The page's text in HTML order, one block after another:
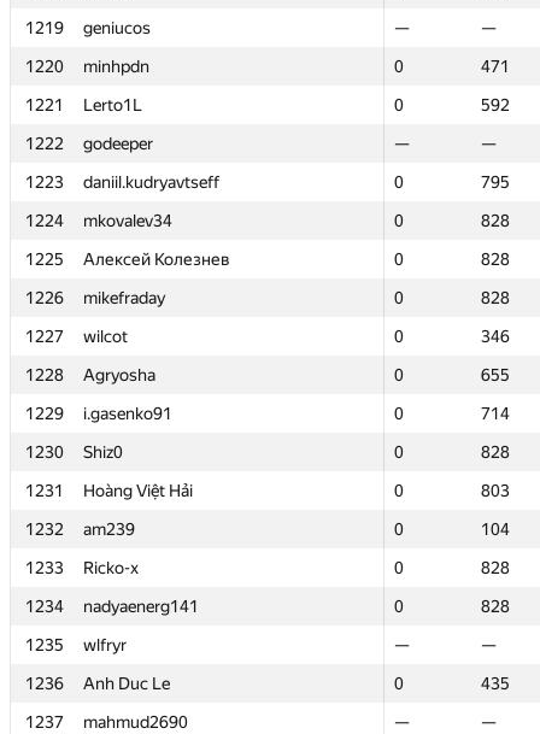
1219
geniucos —
—
1220
minhpdn 0
471
1221
Lerto1L 0
592
1222
godeeper —
—
1223
daniil.kudryavtseff 0
795
1224
mkovalev34 0
828
1225
Алексей Колезнев 0
828
1226
mikefraday 0
828
1227
wilcot 0
346
1228
Agryosha 0
655
1229
i.gasenko91 0
714
1230
Shiz0 0
828
1231
Hoàng Việt Hải 0
803
1232
am239 0
104
1233
Ricko-x 0
828
1234
nadyaenerg141 0
828
1235
wlfryr —
—
1236
Anh Duc Le 0
435
1237
mahmud2690 —
—
1219
geniucos —
—
1220
minhpdn 0
471
1221
Lerto1L 0
592
1222
godeeper —
—
1223
daniil.kudryavtseff 0
795
1224
mkovalev34 0
828
1225
Алексей Колезнев 0
828
1226
mikefraday 0
828
1227
wilcot 0
346
1228
Agryosha 0
655
1229
i.gasenko91 0
714
1230
Shiz0 0
828
1231
Hoàng Việt Hải 0
803
1232
am239 0
104
1233
Ricko-x 0
828
1234
nadyaenerg141 0
828
1235
wlfryr —
—
1236
Anh Duc Le 0
435
1237
mahmud2690 —
—